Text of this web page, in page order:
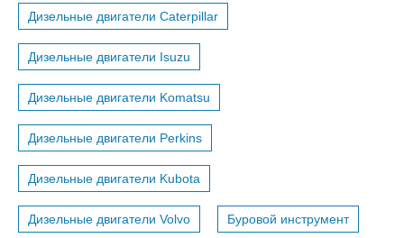
Дизельные двигатели Caterpillar
Дизельные двигатели Isuzu
Дизельные двигатели Komatsu
Дизельные двигатели Perkins
Дизельные двигатели Kubota
Дизельные двигатели Volvo Буровой инструмент